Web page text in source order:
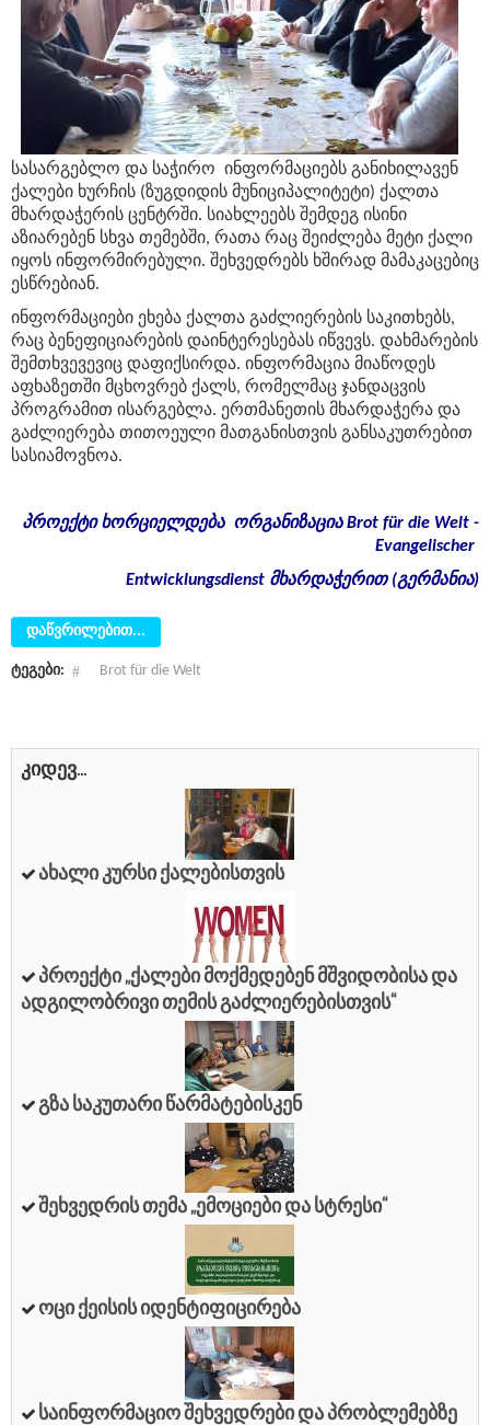
სასარგებლო და საჭირო ინფორმაციებს განიხილავენ
ქალები ხურჩის (ზუგდიდის მუნიციპალიტეტი) ქალთა
მხარდაჭერის ცენტრში. სიახლეებს შემდეგ ისინი
აზიარებენ სხვა თემებში, რათა რაც შეიძლება მეტი ქალი
იყოს ინფორმირებული. შეხვედრებს ხშირად მამაკაცებიც
ესწრებიან.
ინფორმაციები ეხება ქალთა გაძლიერების საკითხებს,
რაც ბენეფიციარების დაინტერესებას იწვევს. დახმარების
შემთხვევევიც დაფიქსირდა. ინფორმაცია მიაწოდეს
აფხაზეთში მცხოვრებ ქალს, რომელმაც ჯანდაცვის
პროგრამით ისარგებლა. ერთმანეთის მხარდაჭერა და
გაძლიერება თითოეული მათგანისთვის განსაკუთრებით
სასიამოვნოა.
პროექტი ხორციელდება ორგანიზაციაBrot für die Welt -
Evangelischer
Entwicklungsdienst მხარდაჭერით(გერმანია)
დაწვრილებით...
ტეგები: Brot für die Welt
კიდევ...
Ახალი Კურსი Ქალებისთვის
Პროექტი „ქალები Მოქმედებენ Მშვიდობისა Და
Ადგილობრივი Თემის Გაძლიერებისთვის“
Გზა Საკუთარი Წარმატებისკენ
Შეხვედრის Თემა „ემოციები Და Სტრესი“
Ოცი Ქეისის Იდენტიფიცირება
Საინფორმაციო Შეხვედრები Და Პრობლემებზე